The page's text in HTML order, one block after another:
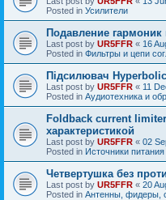
Posted in Усилители
Подавление гармоник
Last post by UR5FFR « 16
Posted in Фильтры и цепи
Підсилювач
Last post by UR5FFR « 11
Posted in Аудиотехника и
Foldback current
характеристикой
Last post by UR5FFR « 02
Posted in Источники
Четвертушка без
Last post by UR5FFR « 20
Posted in Антенны, фидеры,